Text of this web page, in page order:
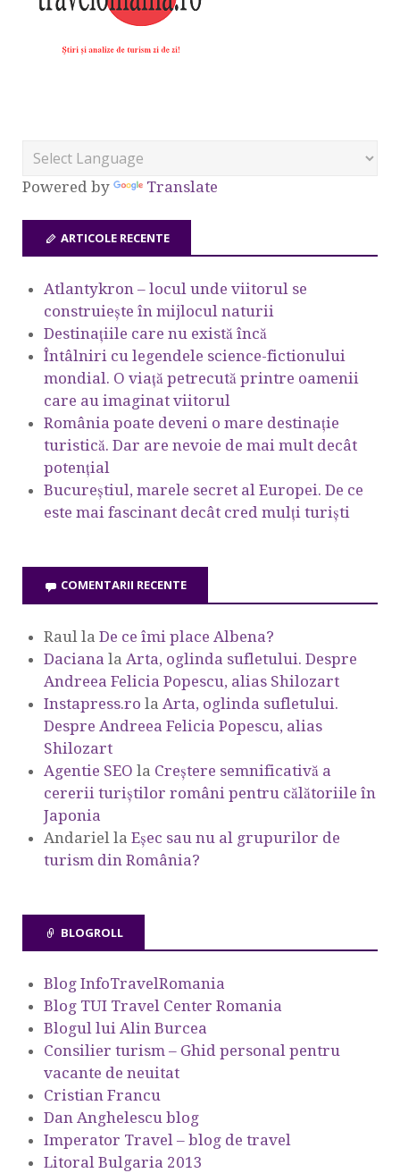
Powered by Translate
ARTICOLE RECENTE
Atlantykron – locul unde viitorul se
construiește în mijlocul naturii
Destinațiile care nu există încă
Întâlniri cu legendele science-fictionului
mondial. O viață petrecută printre oamenii
care au imaginat viitorul
România poate deveni o mare destinație
turistică. Dar are nevoie de mai mult decât
potențial
Bucureștiul, marele secret al Europei. De ce
este mai fascinant decât cred mulți turiști
COMENTARII RECENTE
Raul la De ce îmi place Albena?
Daciana la Arta, oglinda sufletului. Despre
Andreea Felicia Popescu, alias Shilozart
Instapress.ro la Arta, oglinda sufletului.
Despre Andreea Felicia Popescu, alias
Shilozart
Agentie SEO la Creștere semnificativă a
cererii turiștilor români pentru călătoriile în
Japonia
Andariel la Eşec sau nu al grupurilor de
turism din România?
BLOGROLL
Blog InfoTravelRomania
Blog TUI Travel Center Romania
Blogul lui Alin Burcea
Consilier turism – Ghid personal pentru
vacante de neuitat
Cristian Francu
Dan Anghelescu blog
Imperator Travel – blog de travel
Litoral Bulgaria 2013